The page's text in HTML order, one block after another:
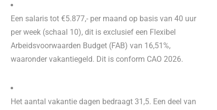
Een salaris tot €5.877,- per maand op basis van 40 uur
per week (schaal 10), dit is exclusief een Flexibel
Arbeidsvoorwaarden Budget (FAB) van 16,51%,
waaronder vakantiegeld. Dit is conform CAO 2026.
Het aantal vakantie dagen bedraagt 31,5. Een deel van